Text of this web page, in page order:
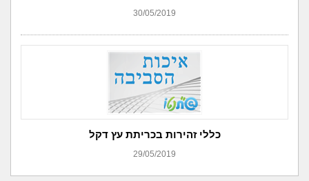
30/05/2019
כללי זהירות בכריתת עץ דקל
29/05/2019